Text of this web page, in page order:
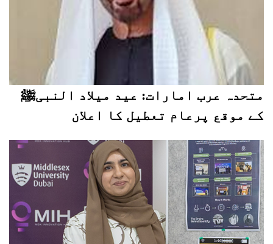
متحدہ عرب امارات: عید میلاد النبیﷺ
کے موقع پرعام تعطیل کا اعلان